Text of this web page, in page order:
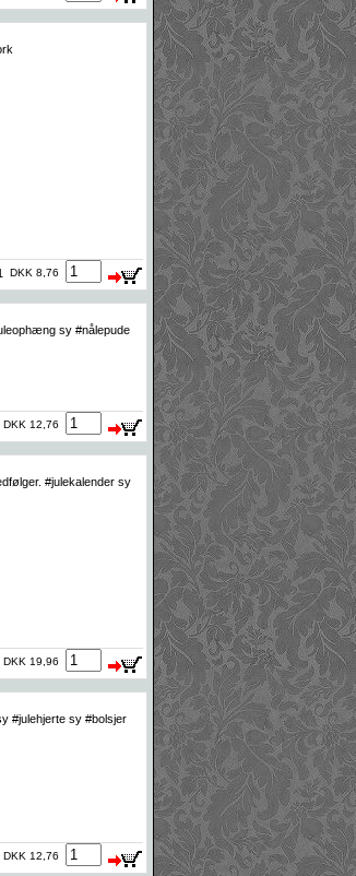
DKK 8,76
sy #nålepude
DKK 12,76
#julekalender sy
DKK 19,96
#julehjerte sy #bolsjer
DKK 12,76